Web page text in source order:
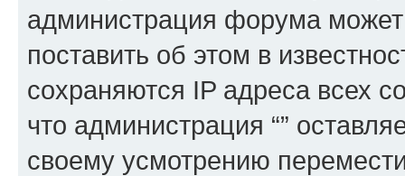
администрация форума
поставить об этом в
сохраняются IP адреса всех
что администрация “”
своему усмотрению